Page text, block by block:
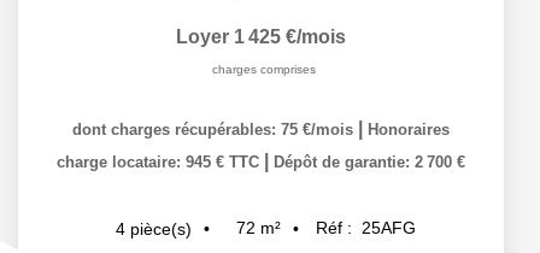
Loyer 1 425 €/mois
charges comprises
dont charges récupérables: 75 €/mois
Honoraires
charge locataire: 945 € TTC
Dépôt de garantie: 2 700 €
4 pièce(s) 72 m² Réf : 25AFG